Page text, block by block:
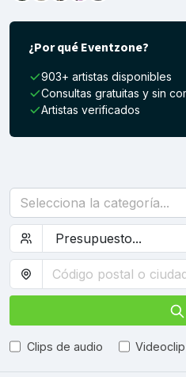
¿Por qué Eventzone?
903+ artistas disponibles
Consultas gratuitas y sin
Artistas verificados
Selecciona la categoría...
Clips de audio Videoclip